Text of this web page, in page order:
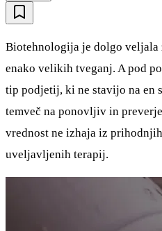
Biotehnologija je dolgo
enako velikih tveganj. A pod
tip podjetij, ki ne stavijo na en
temveč na ponovljiv in
vrednost ne izhaja iz
uveljavljenih terapij.